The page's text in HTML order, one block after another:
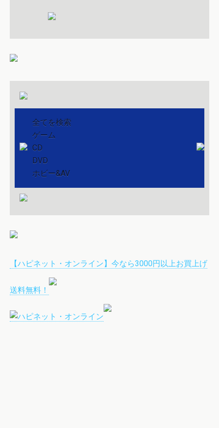
全てを検索
ゲーム
CD
DVD
ホビー&AV
【ハピネット・オンライン】今なら3000円以上お買上げ
送料無料！